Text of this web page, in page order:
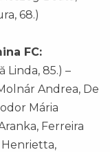
68.)
FC:
Linda, 85.) –
Andrea, De
Mária
Ferreira
Henrietta,